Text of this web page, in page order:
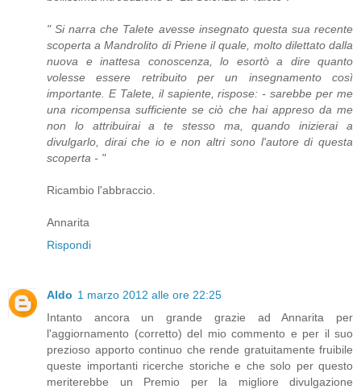
" Si narra che Talete avesse insegnato questa sua recente
scoperta a Mandrolito di Priene il quale, molto dilettato dalla
nuova e inattesa conoscenza, lo esortò a dire quanto
volesse essere retribuito per un insegnamento così
importante. E Talete, il sapiente, rispose: - sarebbe per me
una ricompensa sufficiente se ciò che hai appreso da me
non lo attribuirai a te stesso ma, quando inizierai a
divulgarlo, dirai che io e non altri sono l'autore di questa
scoperta - "
Ricambio l'abbraccio.
Annarita
Rispondi
Aldo 1 marzo 2012 alle ore 22:25
Intanto ancora un grande grazie ad Annarita per
l'aggiornamento (corretto) del mio commento e per il suo
prezioso apporto continuo che rende gratuitamente fruibile
queste importanti ricerche storiche e che solo per questo
meriterebbe un Premio per la migliore divulgazione